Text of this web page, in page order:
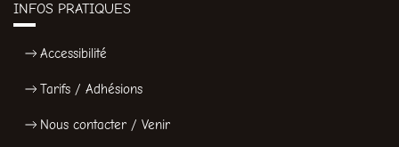
INFOS PRATIQUES
Accessibilité
Tarifs / Adhésions
Nous contacter / Venir